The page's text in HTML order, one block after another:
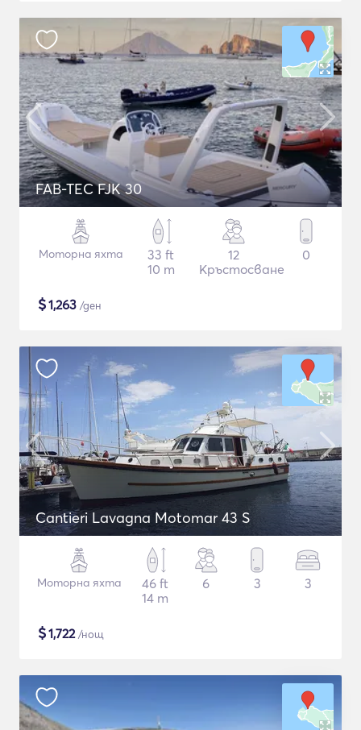
FAB-TEC FJK 30
Моторна яхта
33 ft
10 m
12
Кръстосване
0
$1,263 /ден
Cantieri Lavagna Motomar 43 S
Моторна яхта
46 ft
14 m
6 3 3
$1,722/нощ